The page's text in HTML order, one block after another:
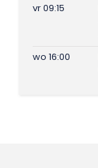
vr 09:15
wo 16:00